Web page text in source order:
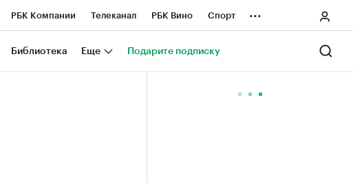
РБК Компании Телеканал РБК Вино Спорт
Национальные проекты Город
...
Библиотека Еще Подарите подписку